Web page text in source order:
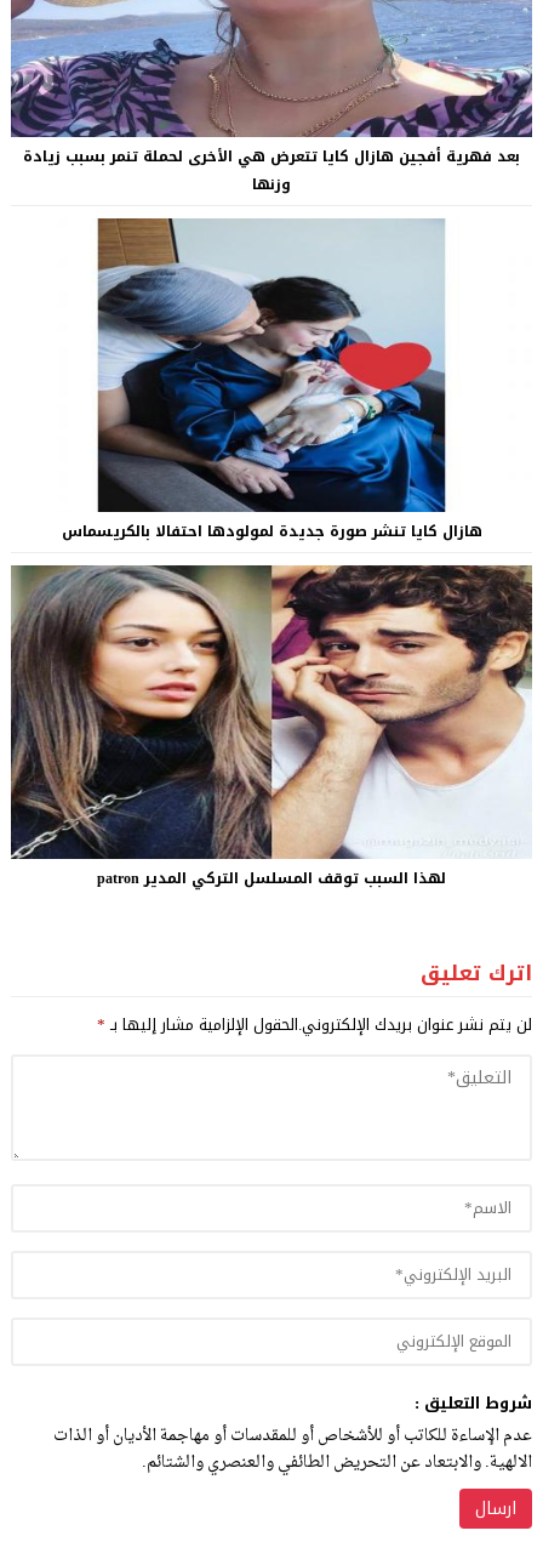
بعد فهرية أفجين هازال كايا تتعرض هي الأخرى لحملة تنمر بسبب زيادة
وزنها
هازال كايا تنشر صورة جديدة لمولودها احتفالا بالكريسماس
لهذا السبب توقف المسلسل التركي المدير patron
اترك تعليق
لن يتم نشر عنوان بريدك الإلكتروني.الحقول الإلزامية مشار إليها بـ*
شروط التعليق :
عدم الإساءة للكاتب أو للأشخاص أو للمقدسات أو مهاجمة الأديان أو الذات
الالهية. والابتعاد عن التحريض الطائفي والعنصري والشتائم.